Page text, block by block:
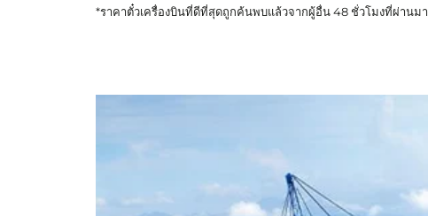
*ราคาตั๋วเครื่องบินที่ดีที่สุดถูกค้นพบแล้วจากผู้อื่น 48 ชั่วโมงที่ผ่านมา